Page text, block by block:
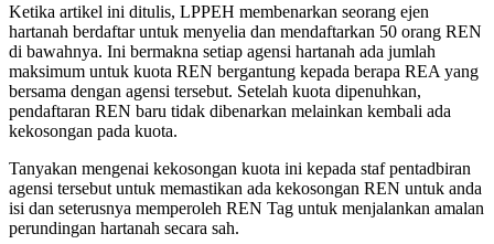
Ketika artikel ini ditulis, LPPEH membenarkan seorang ejen
hartanah berdaftar untuk menyelia dan mendaftarkan 50 orang REN
di bawahnya. Ini bermakna setiap agensi hartanah ada jumlah
maksimum untuk kuota REN bergantung kepada berapa REA yang
bersama dengan agensi tersebut. Setelah kuota dipenuhkan,
pendaftaran REN baru tidak dibenarkan melainkan kembali ada
kekosongan pada kuota.
Tanyakan mengenai kekosongan kuota ini kepada staf pentadbiran
agensi tersebut untuk memastikan ada kekosongan REN untuk anda
isi dan seterusnya memperoleh REN Tag untuk menjalankan amalan
perundingan hartanah secara sah.